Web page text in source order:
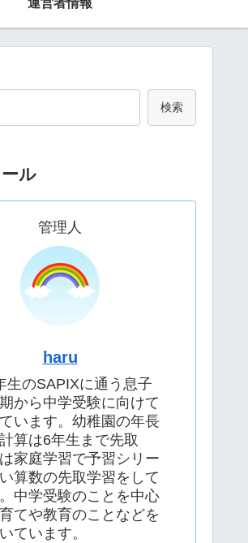
検索
ル
管理人
haru
生のSAPIXに通う息子
から中学受験に向けて
います。幼稚園の年長
算は6年生まで先取
家庭学習で予習シリー
算数の先取学習をして
中学受験のことを中心
てや教育のことなどを
ています。